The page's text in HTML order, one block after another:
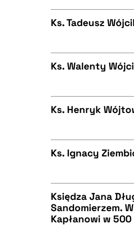
BIBTEX
BIBTEX
BIBTEX
Ks. Tadeusz
BIBTEX
Ks. Walenty
BIBTEX
Ks. Henryk
Ks. Ignacy
CZYSTY
Księdza Jana
Sandomierzem.
Kapłanowi w